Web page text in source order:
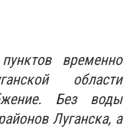
временно
области
Без воды
Луганска, а